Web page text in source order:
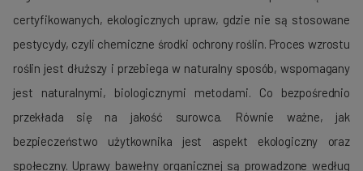
certyfikowanych, ekologicznych upraw, gdzie nie są stosowane
pestycydy, czyli chemiczne środki ochrony roślin. Proces wzrostu
roślin jest dłuższy i przebiega w naturalny sposób, wspomagany
jest naturalnymi, biologicznymi metodami. Co bezpośrednio
przekłada się na jakość surowca. Równie ważne, jak
bezpieczeństwo użytkownika jest aspekt ekologiczny oraz
społeczny. Uprawy bawełny organicznej są prowadzone według